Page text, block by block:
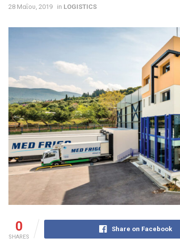
28 Μαΐου, 2019 in LOGISTICS
0
SHARES
Share on Facebook